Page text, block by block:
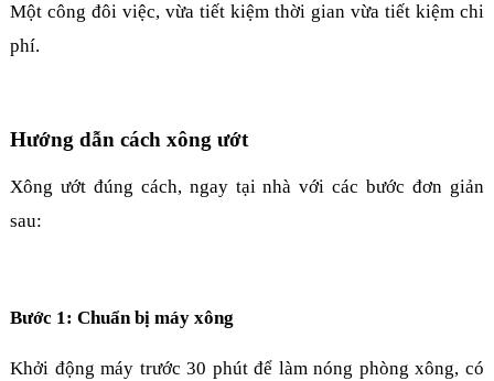
Một công đôi việc, vừa tiết kiệm thời gian vừa tiết kiệm chi
phí.
Hướng dẫn cách xông ướt
Xông ướt đúng cách, ngay tại nhà với các bước đơn giản
sau:
Bước 1: Chuẩn bị máy xông
Khởi động máy trước 30 phút để làm nóng phòng xông, có